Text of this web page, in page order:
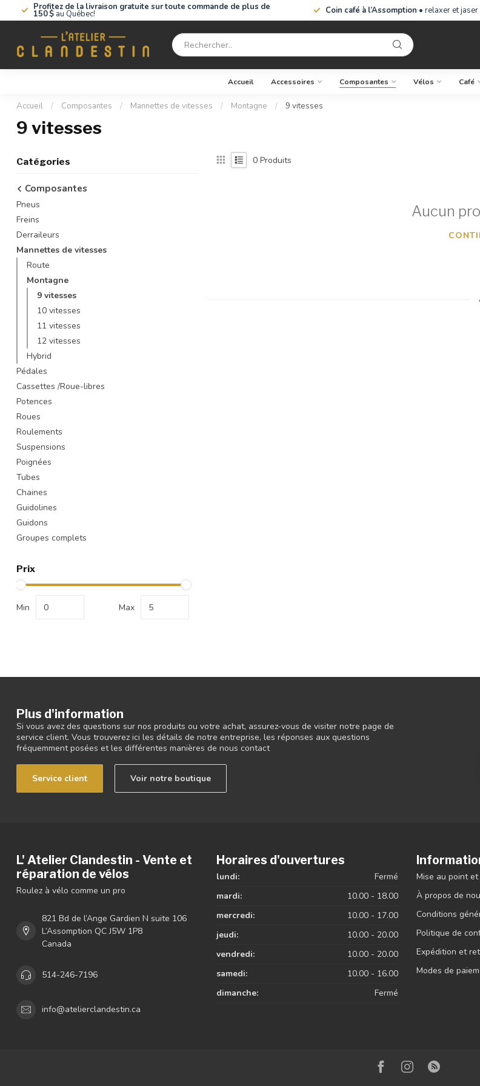
Profitez de la livraison gratuite sur toute commande de plus de
150 $ au Québec! Coin café à l’Assomption • relaxer et
Accueil Accessoires Composantes Vélos Café
Accueil / Composantes / Mannettes de vitesses / Montagne / 9 vitesses
9 vitesses
Catégories
Composantes
Pneus
Freins
Derraileurs
Mannettes de vitesses
Route
Montagne
9 vitesses
10 vitesses
11 vitesses
12 vitesses
Hybrid
Pédales
Cassettes /Roue-libres
Potences
Roues
Roulements
Suspensions
Poignées
Tubes
Chaines
Guidolines
Guidons
Groupes complets
Prix
Min Max
0 Produits
Aucun
Plus d'information
Si vous avez des questions sur nos produits ou votre achat, assurez-vous de visiter notre page de
service client. Vous trouverez ici les détails de notre entreprise, les réponses aux questions
fréquemment posées et les différentes manières de nous contact
Service client Voir notre boutique
L' Atelier Clandestin - Vente et
réparation de vélos
Roulez à vélo comme un pro
821 Bd de l’Ange Gardien N suite 106
L’Assomption QC J5W 1P8
Canada
514-246-7196
info@atelierclandestin.ca
Horaires d'ouvertures
lundi:
Fermé
mardi:
10.00 - 18.00
mercredi:
10.00 - 17.00
jeudi:
10.00 - 20.00
vendredi:
10.00 - 20.00
samedi:
10.00 - 16.00
dimanche:
Fermé
Mise au point
À propos de
Conditions
Politique de
Expédition et
Modes de